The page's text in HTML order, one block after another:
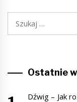
Ostatnie
Dźwig – Jak